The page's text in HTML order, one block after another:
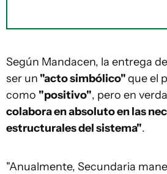
Según Mandacen, la entrega
ser un "acto simbólico"que el
como "positivo", pero en
colabora en absoluto en las
estructurales del sistema".
"Anualmente, Secundaria